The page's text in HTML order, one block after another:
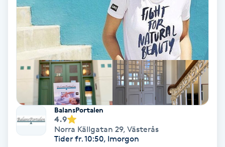
Olaplex
Olaplexbehandling
Ombre brows
Ombre naglar
BalansPortalen
4.9
Norra Källgatan 29, Västerås
Tider fr. 10:50, Imorgon